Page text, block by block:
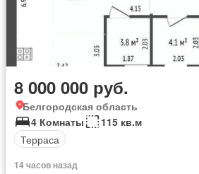
8 000 000 руб.
Белгородская область
4 Комнаты
115 кв.м
Терраса
14 часов назад